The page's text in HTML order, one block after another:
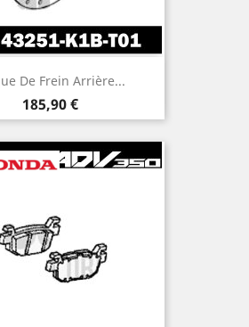
De Frein Arrière...
Prix
185,90 €